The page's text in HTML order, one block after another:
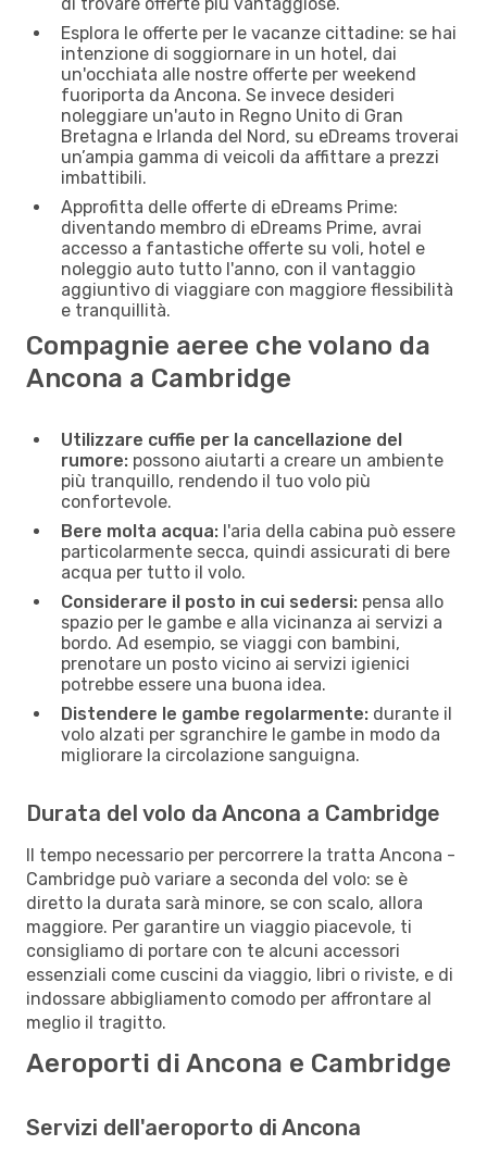
Esplora le offerte per le vacanze cittadine: se hai
intenzione di soggiornare in un hotel, dai
un'occhiata alle nostre offerte per weekend
fuoriporta da Ancona. Se invece desideri
noleggiare un'auto in Regno Unito di Gran
Bretagna e Irlanda del Nord, su eDreams troverai
un’ampia gamma di veicoli da affittare a prezzi
imbattibili.
Approfitta delle offerte di eDreams Prime:
diventando membro di eDreams Prime, avrai
accesso a fantastiche offerte su voli, hotel e
noleggio auto tutto l'anno, con il vantaggio
aggiuntivo di viaggiare con maggiore flessibilità
e tranquillità.
Compagnie aeree che volano da
Ancona a Cambridge
Utilizzare cuffie per la cancellazione del
rumore: possono aiutarti a creare un ambiente
più tranquillo, rendendo il tuo volo più
confortevole.
Bere molta acqua: l'aria della cabina può essere
particolarmente secca, quindi assicurati di bere
acqua per tutto il volo.
Considerare il posto in cui sedersi: pensa allo
spazio per le gambe e alla vicinanza ai servizi a
bordo. Ad esempio, se viaggi con bambini,
prenotare un posto vicino ai servizi igienici
potrebbe essere una buona idea.
Distendere le gambe regolarmente: durante il
volo alzati per sgranchire le gambe in modo da
migliorare la circolazione sanguigna.
Durata del volo da Ancona a Cambridge
Il tempo necessario per percorrere la tratta Ancona -
Cambridge può variare a seconda del volo: se è
diretto la durata sarà minore, se con scalo, allora
maggiore. Per garantire un viaggio piacevole, ti
consigliamo di portare con te alcuni accessori
essenziali come cuscini da viaggio, libri o riviste, e di
indossare abbigliamento comodo per affrontare al
meglio il tragitto.
Aeroporti di Ancona e Cambridge
Servizi dell'aeroporto di Ancona